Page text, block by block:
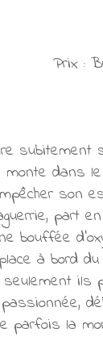
Prix :
dans
son
part
bouffée
à bord
ils
parfois la